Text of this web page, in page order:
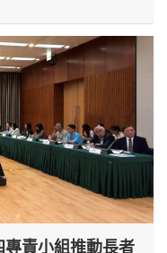
責小組推動長者